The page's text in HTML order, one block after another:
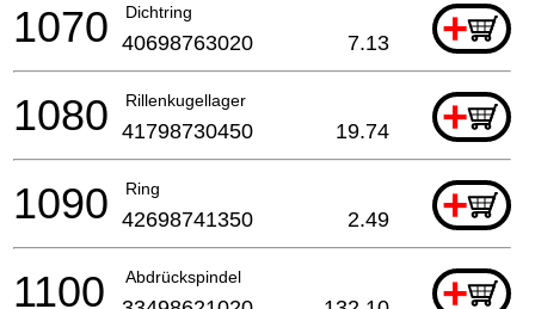
Dichtring +
1070 40698763020 7.13
Rillenkugellager +
1080 41798730450 19.74
Ring +
1090 42698741350 2.49
Abdrückspindel +
1100